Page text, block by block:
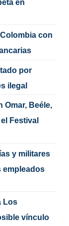
en
con
por
ilegal
Omar, Beéle,
Festival
y militares
empleados
Los
vínculo